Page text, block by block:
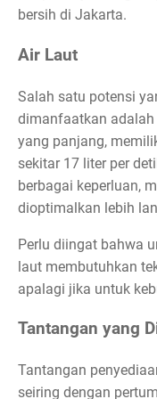
bersih di Jakarta.
Air Laut
Salah satu potensi
dimanfaatkan
yang panjang,
sekitar 17 liter per
berbagai keperluan,
dioptimalkan lebih
Perlu diingat bahwa
laut membutuhkan
apalagi jika untuk
Tantangan yang
Tantangan
seiring dengan